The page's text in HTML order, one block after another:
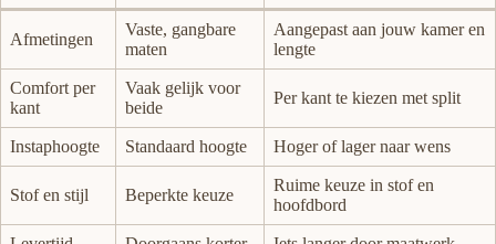
Afmetingen
Vaste, gangbare
maten
Aangepast aan jouw kamer en
lengte
Comfort per
kant
Vaak gelijk voor
beide
Per kant te kiezen met split
Instaphoogte Standaard hoogte Hoger of lager naar wens
Stof en stijl Beperkte keuze
Ruime keuze in stof en
hoofdbord